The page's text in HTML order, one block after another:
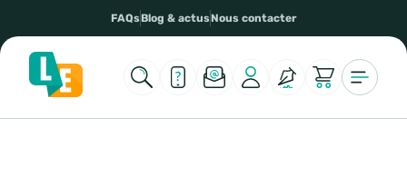
FAQsBlog & actusNous contacter